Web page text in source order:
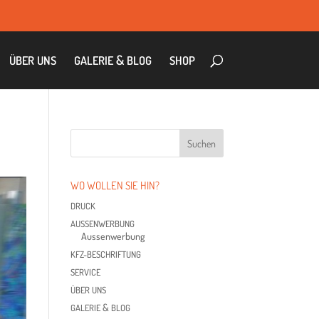
ÜBER UNS GALE­RIE& BLOG SHOP
WO WOL­LEN SIE HIN?
DRUCK
AUS­SEN­WER­BUNG
Aus­sen­wer­bung
KFZ-BESCHRIF­TUNG
SER­VICE
ÜBER UNS
GALE­RIE& BLOG